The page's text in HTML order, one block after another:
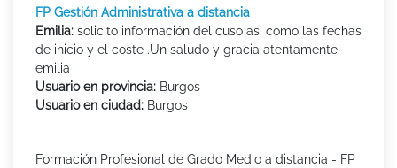
FP Gestión Administrativa a distancia
Emilia: solicito información del cuso asi como las fechas
de inicio y el coste .Un saludo y gracia atentamente
emilia
Usuario en provincia: Burgos
Usuario en ciudad: Burgos
Formación Profesional de Grado Medio a distancia - FP